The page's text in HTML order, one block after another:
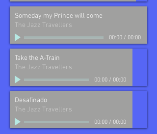
Someday my Prince will come
The Jazz Travellers
00:00/ 00:00
Take the A-Train
The Jazz Travellers
00:00/ 00:00
Desafinado
The Jazz Travellers
00:00/ 00:00